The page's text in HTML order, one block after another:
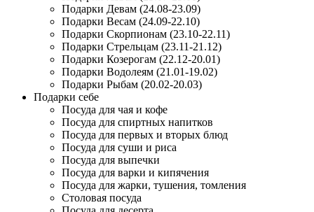
Подарки Девам (24.08-23.09)
Подарки Весам (24.09-22.10)
Подарки Скорпионам (23.10-22.11)
Подарки Стрельцам (23.11-21.12)
Подарки Козерогам (22.12-20.01)
Подарки Водолеям (21.01-19.02)
Подарки Рыбам (20.02-20.03)
Подарки себе
Посуда для чая и кофе
Посуда для спиртных напитков
Посуда для первых и вторых блюд
Посуда для суши и риса
Посуда для выпечки
Посуда для варки и кипячения
Посуда для жарки, тушения, томления
Столовая посуда